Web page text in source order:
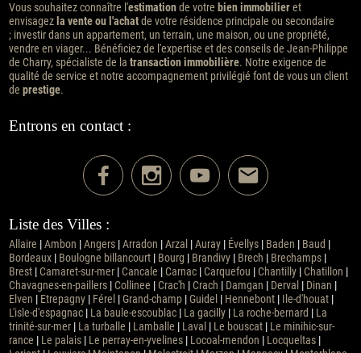
Vous souhaitez connaître l'estimationde votre bien immobilieret
envisagezla vente ou l'achatde votre résidence principale ou secondaire
; investir dans un appartement, un terrain, une maison, ou une propriété,
vendre en viager... Bénéficiez de l'expertise et des conseils de Jean-Philippe
de Charry, spécialiste de la transaction immobilière. Notre exigence de
qualité de service et notre accompagnement privilégié font de vous un client
de prestige.
Entrons en contact :
Liste des Villes :
Allaire |Ambon |Angers|Arradon |Arzal |Auray| Évellys| Baden | Baud |
Bordeaux| Boulogne billancourt| Bourg | Brandivy| Brech | Brechamps|
Brest|Camaret-sur-mer|Cancale |Carnac|Carquefou |Chantilly|Chatillon |
Chavagnes-en-paillers|Collinee |Crac'h |Crach | Damgan | Derval | Dinan |
Elven | Etrepagny| Férel |Grand-champ|Guidel | Hennebont| Ile-d'houat|
L'isle-d'espagnac| La baule-escoublac| La gacilly| La roche-bernard | La
trinité-sur-mer| La turballe | Lamballe | Laval | Le bouscat| Le minihic-sur-
rance | Le palais| Le perray-en-yvelines| Locoal-mendon | Locqueltas|